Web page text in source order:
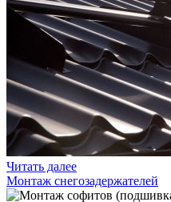
Читать далее
Монтаж снегозадержателей